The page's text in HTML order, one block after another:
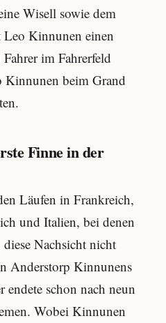
Wisell sowie dem
Kinnunen einen
im Fahrerfeld
Kinnunen beim Grand
Finne in der
Läufen in Frankreich,
und Italien, bei denen
Nachsicht nicht
Anderstorp Kinnunens
schon nach neun
Wobei Kinnunen